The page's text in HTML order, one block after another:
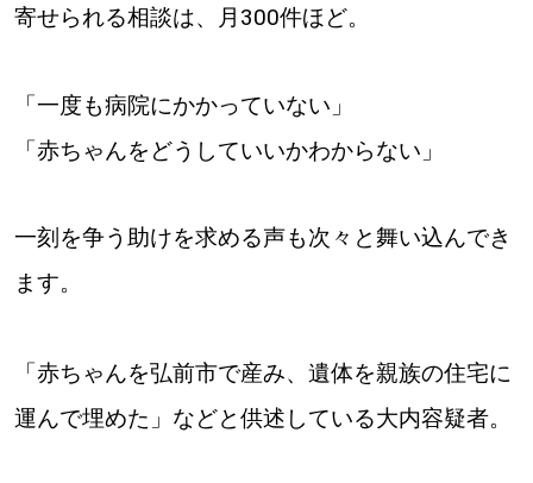
寄せられる相談は、月300件ほど。
「一度も病院にかかっていない」
「赤ちゃんをどうしていいかわからない」
一刻を争う助けを求める声も次々と舞い込んでき
ます。
「赤ちゃんを弘前市で産み、遺体を親族の住宅に
運んで埋めた」などと供述している大内容疑者。